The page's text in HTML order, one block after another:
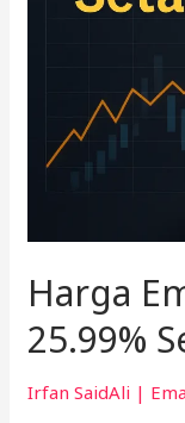
Harga
25.99%
Irfan SaidAli |